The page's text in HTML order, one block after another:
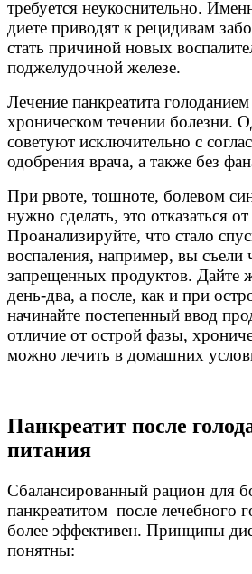
требуется неукоснительно.
диете приводят к рецидивам
стать причиной новых
поджелудочной железе.
Лечение панкреатита
хроническом течении болезни.
советуют исключительно с
одобрения врача, а также без
При рвоте, тошноте, болевом
нужно сделать, это отказаться
Проанализируйте, что стало
воспаления, например, вы съели
запрещенных продуктов. Дайте
день-два, а после, как и при
начинайте постепенный ввод
отличие от острой фазы,
можно лечить в домашних
Панкреатит после
питания
Сбалансированный рацион для
панкреатитом после лечебного
более эффективен. Принципы
понятны: